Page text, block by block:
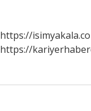
https://
https://